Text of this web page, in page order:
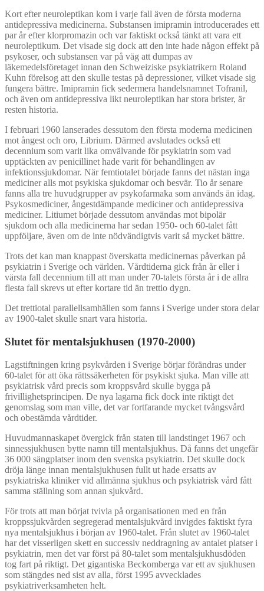
Kort efter neuroleptikan kom i varje fall även de första moderna
antidepressiva medicinerna. Substansen imipramin introducerades ett
par år efter klorpromazin och var faktiskt också tänkt att vara ett
neuroleptikum. Det visade sig dock att den inte hade någon effekt på
psykoser, och substansen var på väg att dumpas av
läkemedelsföretaget innan den Schweiziske psykiatrikern Roland
Kuhn förelsog att den skulle testas på depressioner, vilket visade sig
fungera bättre. Imipramin fick sedermera handelsnamnet Tofranil,
och även om antidepressiva likt neuroleptikan har stora brister, är
resten historia.
I februari 1960 lanserades dessutom den första moderna medicinen
mot ångest och oro, Librium. Därmed avslutades också ett
decennium som varit lika omvälvande för psykiatrin som vad
upptäckten av penicillinet hade varit för behandlingen av
infektionssjukdomar. När femtiotalet började fanns det nästan inga
mediciner alls mot psykiska sjukdomar och besvär. Tio år senare
fanns alla tre huvudgrupper av psykofarmaka som används än idag.
Psykosmediciner, ångestdämpande mediciner och antidepressiva
mediciner. Litiumet började dessutom användas mot bipolär
sjukdom och alla medicinerna har sedan 1950- och 60-talet fått
uppföljare, även om de inte nödvändigtvis varit så mycket bättre.
Trots det kan man knappast överskatta medicinernas påverkan på
psykiatrin i Sverige och världen. Vårdtiderna gick från år eller i
värsta fall decennium till att man under 70-talets första år i de allra
flesta fall skrevs ut efter kortare tid än trettio dygn.
Det trettiotal parallellsamhällen som fanns i Sverige under stora delar
av 1900-talet skulle snart vara historia.
Slutet för mentalsjukhusen (1970-2000)
Lagstiftningen kring psykvården i Sverige börjar förändras under
60-talet för att öka rättssäkerheten för psykiskt sjuka. Man ville att
psykiatrisk vård precis som kroppsvård skulle bygga på
frivillighetsprincipen. De nya lagarna fick dock inte riktigt det
genomslag som man ville, det var fortfarande mycket tvångsvård
och obestämda vårdtider.
Huvudmannaskapet övergick från staten till landstinget 1967 och
sinnessjukhusen bytte namn till mentalsjukhus. Då fanns det ungefär
36 000 sängplatser inom den svenska psykiatrin. Det skulle dock
dröja länge innan mentalsjukhusen fullt ut hade ersatts av
psykiatriska kliniker vid allmänna sjukhus och psykiatrisk vård fått
samma ställning som annan sjukvård.
För trots att man börjat tvivla på organisationen med en från
kroppssjukvården segregerad mentalsjukvård invigdes faktiskt fyra
nya mentalsjukhus i början av 1960-talet. Från slutet av 1960-talet
har det visserligen skett en successiv neddragning av antalet platser i
psykiatrin, men det var först på 80-talet som mentalsjukhusdöden
tog fart på riktigt. Det gigantiska Beckomberga var ett av sjukhusen
som stängdes ned sist av alla, först 1995 avvecklades
psykiatriverksamheten helt.